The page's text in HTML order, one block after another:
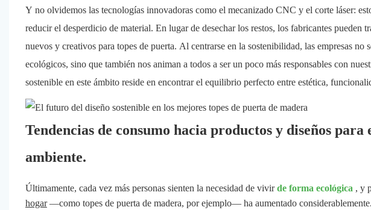
Y no olvidemos las tecnologías innovadoras como el mecanizado CNC y el corte láser:
reducir el desperdicio de material. En lugar de desechar los restos, los fabricantes pueden
nuevos y creativos para topes de puerta. Al centrarse en la sostenibilidad, las empresas no
ecológicos, sino que también nos animan a todos a ser un poco más responsables con
sostenible en este ámbito reside en encontrar el equilibrio perfecto entre estética,
Tendencias de consumo hacia productos y diseños
ambiente.
Últimamente, cada vez más personas sienten la necesidad de vivirde forma ecológica, y
hogar—como topes de puerta de madera, por ejemplo— ha aumentado